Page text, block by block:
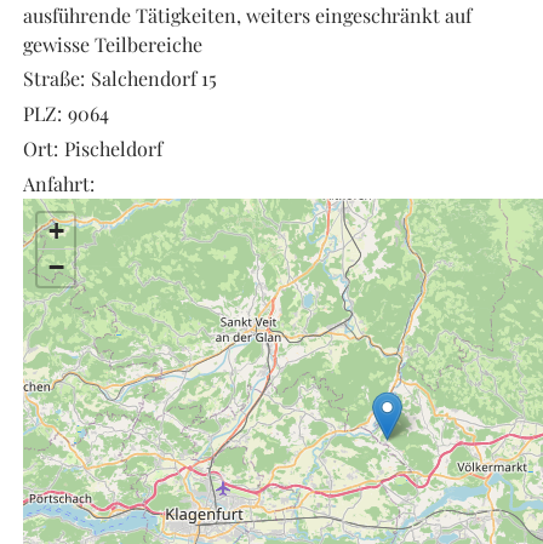
ausführende Tätigkeiten, weiters eingeschränkt auf
gewisse Teilbereiche
Straße: Salchendorf 15
PLZ: 9064
Ort: Pischeldorf
Anfahrt:
+
−